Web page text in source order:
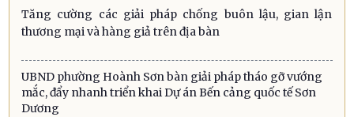
Tăng cường các giải pháp chống buôn lậu, gian lận
thương mại và hàng giả trên địa bàn
UBND phường Hoành Sơn bàn giải pháp tháo gỡ vướng
mắc, đẩy nhanh triển khai Dự án Bến cảng quốc tế Sơn
Dương